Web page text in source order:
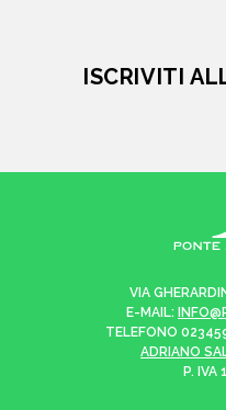
ISCRIVITI
VIA
E-MAIL:
TELEFONO
ADRIANO
P. IVA